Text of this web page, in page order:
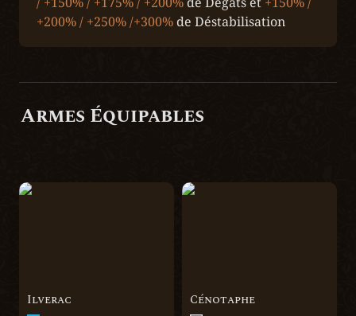
+200% / +250% /+300% de Déstabilisation
Armes Équipables
Ilverac
Ilverac
Cénotaphe
Cénotaphe